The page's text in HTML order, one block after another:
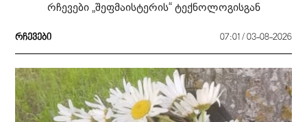
რჩევები „შეფმაისტერის“ ტექნოლოგისგან
რჩევები 07:01 / 03-08-2026